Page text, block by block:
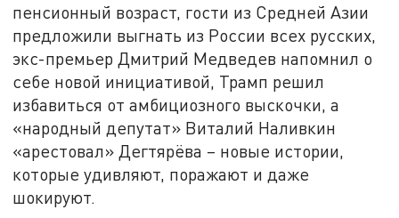
пенсионный возраст, гости из Средней Азии
предложили выгнать из России всех русских,
экс-премьер Дмитрий Медведев напомнил о
себе новой инициативой, Трамп решил
избавиться от амбициозного выскочки, а
«народный депутат» Виталий Наливкин
«арестовал» Дегтярёва – новые истории,
которые удивляют, поражают и даже
шокируют.